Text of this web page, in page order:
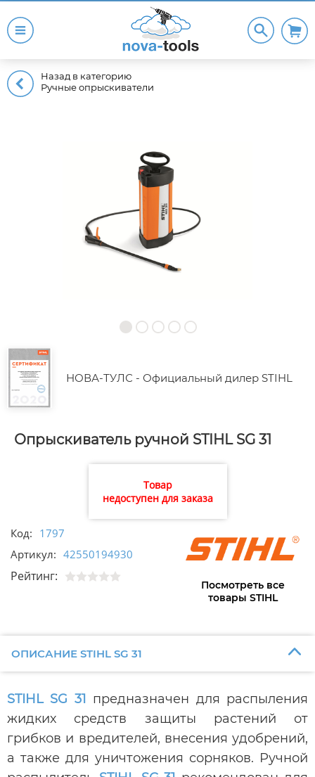
Назад в категорию
Ручные опрыскиватели
НОВА-ТУЛС - Официальный дилер STIHL
Опрыскиватель ручной STIHL SG 31
Товар
недоступен для заказа
Код: 1797
Артикул: 42550194930
Рейтинг:
Посмотреть все
товары STIHL
ОПИСАНИЕ STIHL SG 31
STIHL SG 31 предназначен для распыления
жидких средств защиты растений от
грибков и вредителей, внесения удобрений,
а также для уничтожения сорняков. Ручной